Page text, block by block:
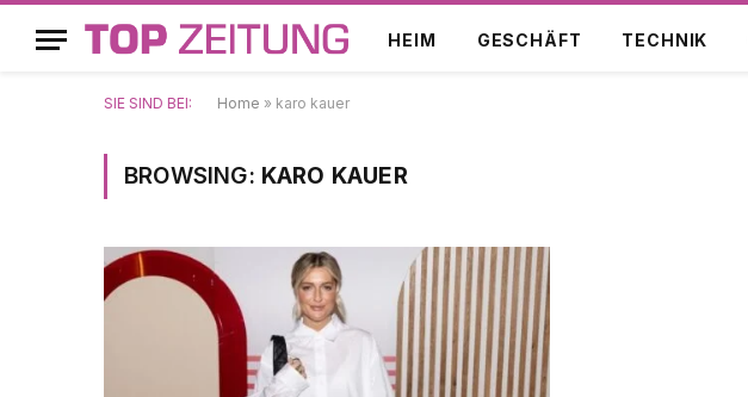
HEIM GESCHÄFT TECHNIK
SIE SIND BEI: Home » karo kauer
BROWSING: KARO KAUER